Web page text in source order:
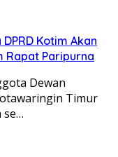
Kotim Akan
Rapat Paripurna
Dewan
Timur
se…